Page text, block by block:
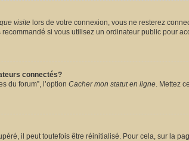
visite lors de votre connexion, vous ne resterez
si vous utilisez un ordinateur public pour
connectés?
du forum”, l’option Cacher mon statut en ligne. Mettez
il peut toutefois être réinitialisé. Pour cela, sur la